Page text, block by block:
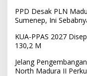
PPD Desak PLN
Sumenep, Ini
KUA-PPAS 2027
130,2 M
Jelang
North Madura II